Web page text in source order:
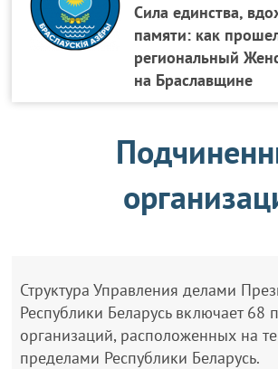
Сила единства,
памяти: как
региональный
на Браславщине
Структура Управления делами
Республики Беларусь включает 68
организаций, расположенных на
пределами Республики Беларусь.